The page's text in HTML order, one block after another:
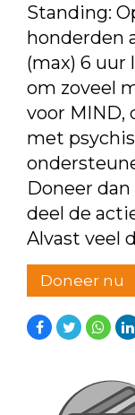
Standing:
honderden
(max) 6 uur
om zoveel
voor MIND,
met
Doneer
deel de
Alvast veel
Doneer nu